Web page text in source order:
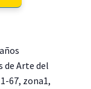
de Arte del
67, zona1,